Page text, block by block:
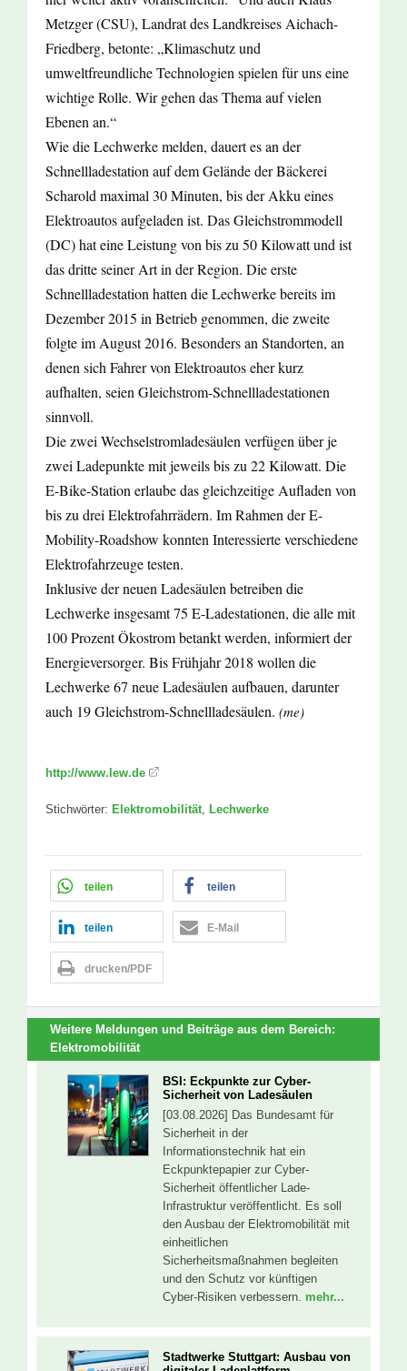
Metzger (CSU), Landrat des Landkreises Aichach-
Friedberg, betonte: „Klimaschutz und
umweltfreundliche Technologien spielen für uns eine
wichtige Rolle. Wir gehen das Thema auf vielen
Ebenen an.“
Wie die Lechwerke melden, dauert es an der
Schnellladestation auf dem Gelände der Bäckerei
Scharold maximal 30 Minuten, bis der Akku eines
Elektroautos aufgeladen ist. Das Gleichstrommodell
(DC) hat eine Leistung von bis zu 50 Kilowatt und ist
das dritte seiner Art in der Region. Die erste
Schnellladestation hatten die Lechwerke bereits im
Dezember 2015 in Betrieb genommen, die zweite
folgte im August 2016. Besonders an Standorten, an
denen sich Fahrer von Elektroautos eher kurz
aufhalten, seien Gleichstrom-Schnellladestationen
sinnvoll.
Die zwei Wechselstromladesäulen verfügen über je
zwei Ladepunkte mit jeweils bis zu 22 Kilowatt. Die
E-Bike-Station erlaube das gleichzeitige Aufladen von
bis zu drei Elektrofahrrädern. Im Rahmen der E-
Mobility-Roadshow konnten Interessierte verschiedene
Elektrofahrzeuge testen.
Inklusive der neuen Ladesäulen betreiben die
Lechwerke insgesamt 75 E-Ladestationen, die alle mit
100 Prozent Ökostrom betankt werden, informiert der
Energieversorger. Bis Frühjahr 2018 wollen die
Lechwerke 67 neue Ladesäulen aufbauen, darunter
auch 19 Gleichstrom-Schnellladesäulen. (me)
http://www.lew.de
Stichwörter: Elektromobilität, Lechwerke
teilen teilen
teilen E-Mail
drucken/PDF
Weitere Meldungen und Beiträge aus dem Bereich:
Elektromobilität
BSI: Eckpunkte zur Cyber-
Sicherheit von Ladesäulen
[03.08.2026] Das Bundesamt für
Sicherheit in der
Informationstechnik hat ein
Eckpunktepapier zur Cyber-
Sicherheit öffentlicher Lade-
Infrastruktur veröffentlicht. Es soll
den Ausbau der Elektromobilität mit
einheitlichen
Sicherheitsmaßnahmen begleiten
und den Schutz vor künftigen
Cyber-Risiken verbessern. mehr...
Stadtwerke Stuttgart: Ausbau von